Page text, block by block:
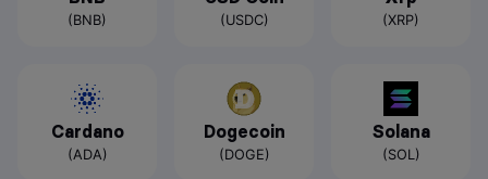
(BNB) (USDC) (XRP)
Cardano
(ADA)
Dogecoin
(DOGE)
Solana
(SOL)